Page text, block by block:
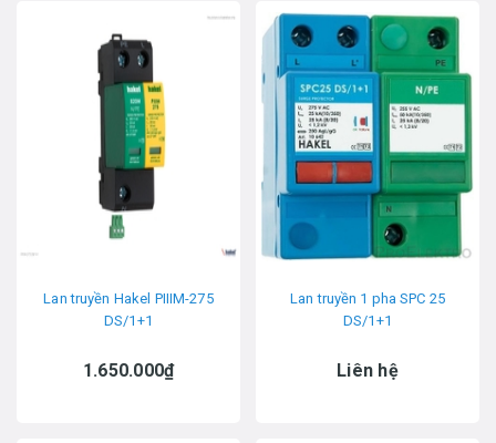
Lan truyền Hakel PIIIM-275
DS/1+1
1.650.000₫
Lan truyền 1 pha SPC 25
DS/1+1
Liên hệ